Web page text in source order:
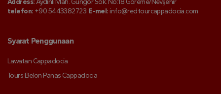
Address:Aydınlı Mah. Güngör Sok. No:18 Göreme/Nevşehir
telefon: +90 5443382723 E-mel: info@redtourcappadocia.com
Syarat Penggunaan
Lawatan Cappadocia
Tours Belon Panas Cappadocia